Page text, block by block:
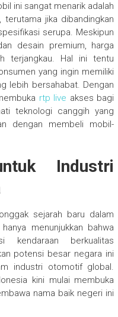
ini sangat menarik adalah
terutama jika dibandingkan
serupa. Meskipun
desain premium, harga
terjangkau. Hal ini tentu
yang ingin memiliki
lebih bersahabat. Dengan
rtp live akses bagi
teknologi canggih yang
dengan membeli mobil-
Industri
sejarah baru dalam
menunjukkan bahwa
kendaraan berkualitas
potensi besar negara ini
industri otomotif global.
kini mulai membuka
nama baik negeri ini